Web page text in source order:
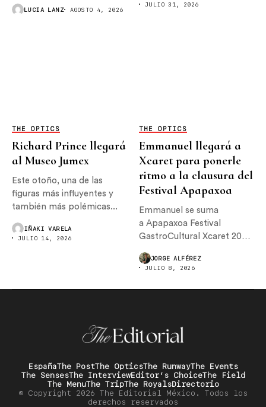
Herrera...
LUCIA LANZ AGOSTO 4, 2026
JULIO 31, 2026
THE OPTICS
Richard Prince llegará
al Museo Jumex
Este otoño, una de las
figuras más influyentes y
también más polémicas...
IÑAKI VARELA
JULIO 14, 2026
THE OPTICS
Emmanuel llegará a
Xcaret para ponerle
ritmo a la clausura del
Festival Apapaxoa
Emmanuel se suma
a Apapaxoa Festival
GastroCultural Xcaret 2026,
concierto de...
JORGE ALFÉREZ
JULIO 8, 2026
EspañaThe PostThe OpticsThe RunwayThe Events
The SensesThe InterviewEditor’s ChoiceThe Field
The MenuThe TripThe RoyalsDirectorio
© Copyright 2026 The Editorial México. Todos los
derechos reservados